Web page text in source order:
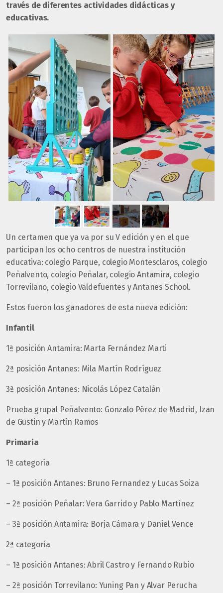
través de diferentes actividades didácticas y
educativas.
Un certamen que ya va por su V edición y en el que
participan los ocho centros de nuestra institución
educativa: colegio Parque, colegio Montesclaros, colegio
Peñalvento, colegio Peñalar, colegio Antamira, colegio
Torrevilano, colegio Valdefuentes y Antanes School.
Estos fueron los ganadores de esta nueva edición:
Infantil
1ª posición Antamira: Marta Fernández Marti
2ª posición Antanes: Mila Martín Rodríguez
3ª posición Antanes: Nicolás López Catalán
Prueba grupal Peñalvento: Gonzalo Pérez de Madrid, Izan
de Gustin y Martín Ramos
Primaria
1ª categoría
– 1ª posición Antanes: Bruno Fernandez y Lucas Soiza
– 2ª posición Peñalar: Vera Garrido y Pablo Martínez
– 3ª posición Antamira: Borja Cámara y Daniel Vence
2ª categoría
– 1ª posición Antanes: Abril Castro y Fernando Rubio
– 2ª posición Torrevilano: Yuning Pan y Alvar Perucha